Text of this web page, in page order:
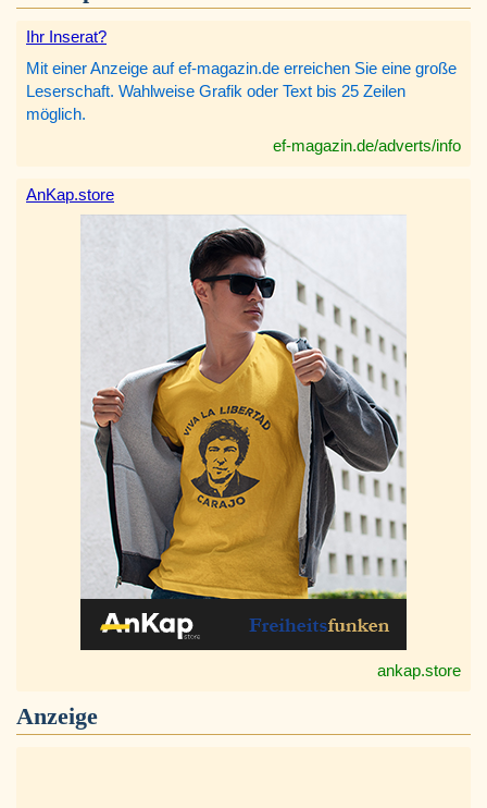
Ihr Inserat?
Mit einer Anzeige auf ef-magazin.de erreichen Sie eine große
Leserschaft. Wahlweise Grafik oder Text bis 25 Zeilen
möglich.
ef-magazin.de/adverts/info
AnKap.store
ankap.store
Anzeige